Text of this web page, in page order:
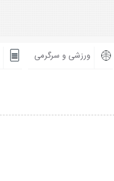
ورزشی و سرگرمی